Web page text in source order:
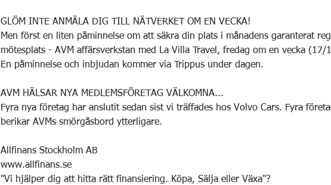
GLÖM INTE ANMÄLA DIG TILL NÄTVERKET OM EN VECKA!
Men först en liten påminnelse om att säkra din plats i månadens garanterat
mötesplats - AVM affärsverkstan med La Villa Travel, fredag om en vecka
En påminnelse och inbjudan kommer via Trippus under dagen.
AVM HÄLSAR NYA MEDLEMSFÖRETAG VÄLKOMNA...
Fyra nya företag har anslutit sedan sist vi träffades hos Volvo Cars. Fyra
berikar AVMs smörgåsbord ytterligare.
Allfinans Stockholm AB
www.allfinans.se
"Vi hjälper dig att hitta rätt finansiering. Köpa, Sälja eller Växa"?